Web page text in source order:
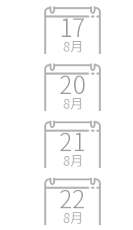
17
8月
20
8月
21
8月
22
8月